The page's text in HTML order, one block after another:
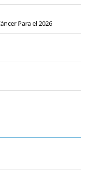
Para el 2026